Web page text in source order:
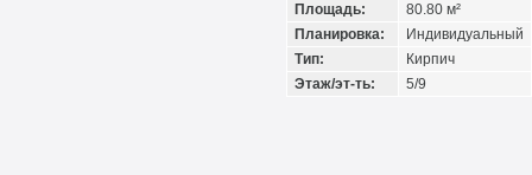
Площадь:
80.80 м²
Планировка:
Индивидуальный
Тип:
Кирпич
Этаж/эт-ть:
5/9